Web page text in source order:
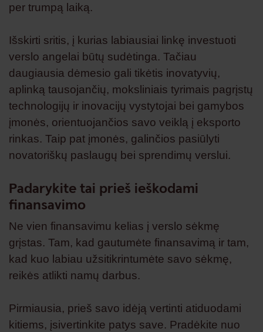
per trumpą laiką.
Išskirti sritis, į kurias labiausiai linkę investuoti
verslo angelai būtų sudėtinga. Tačiau
daugiausia dėmesio gali tikėtis inovatyvių,
aplinką tausojančių, moksliniais tyrimais pagrįstų
technologijų ir inovacijų vystytojai bei gamybos
įmonės, orientuojančios savo veiklą į eksporto
rinkas. Taip pat įmonės, galinčios pasiūlyti
novatoriškų paslaugų bei sprendimų verslui.
Padarykite tai prieš ieškodami
finansavimo
Ne vien finansavimu kelias į verslo sėkmę
grįstas. Tam, kad gautumėte finansavimą ir tam,
kad kuo labiau užsitikrintumėte savo sėkmę,
reikės atlikti namų darbus.
Pirmiausia, prieš savo idėją vertinti atiduodami
kitiems, įsivertinkite patys save. Pradėkite nuo